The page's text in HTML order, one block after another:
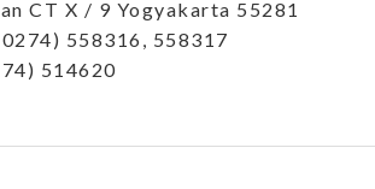
CT X / 9 Yogyakarta 55281
558316, 558317
514620